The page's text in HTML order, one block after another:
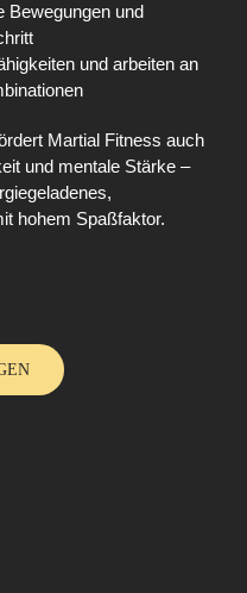
Bewegungen und
und arbeiten an
Martial Fitness auch
und mentale Stärke –
hohem Spaßfaktor.